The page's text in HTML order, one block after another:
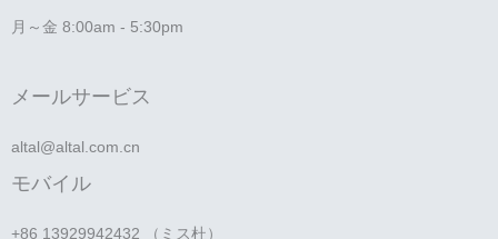
月～金 8:00am - 5:30pm
メールサービス
altal@altal.com.cn
モバイル
+86 13929942432 （ミス杜）